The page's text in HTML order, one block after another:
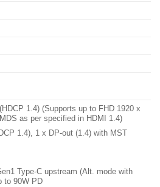
1.4) (Supports up to FHD 1920 x
as per specified in HDMI 1.4)
1.4), 1 x DP-out (1.4) with MST
Type-C upstream (Alt. mode with
to 90W PD